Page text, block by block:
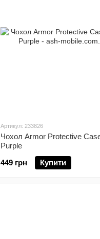
Артикул: 233826
Чохол Armor Protective
Purple
449 грн
Купити